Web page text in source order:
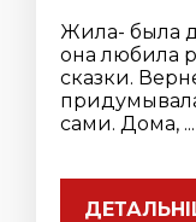
Жила- была
она любила
сказки.
сами. Дома, ...